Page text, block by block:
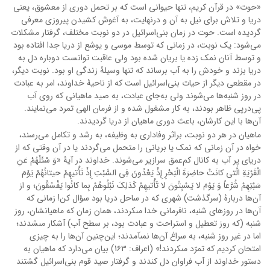
«حوت» در قرآن کریم، تنها حیوانی است که بر تحمل دوری از معشوق، یعنی
دریا و تلاش برای نیل به آن و درنهایت، به آغوش کشیدن پیروزی معرفی
گردیده است. حوت در زمان بنی‌اسرائیل در دو نوبت مختلف، گرفتار مشکلات
می‌شود: یک نوبت، در زمانی که توسط موسی و یوشع از دریا جدا افتاده بود
و توسط آنان نمک زده یا بریان شده بود ولی عاقبت توانست دوباره دل به
دریا بزند و خودش را به آب برساند که تنها وسیلۀ زندگی او بود. نوبت دیگر،
در مقطعی دیگر از حیات بنی‌اسرائیل است که از ناحیۀ خداوند، امر به عبادت
در روز شنبه‌ها می‌شوند ولی به‌جای عبادت، به صید ماهیانی که روی آب
پی‌درپی ظاهر بودند، به کار مشغول شده و از فرمان الهی تمرد می‌نمایند.
آن‌ها با این کارشان، باعث دوری ماهیان از دریا گردیدند.
ماهیان در هر دو نوبت، براثر وفاداری به وظیفه، به رشد و تکامل می‌رسند،
خواه در آن زمانی که نمک یا بریانی را متحمل می‌گردند یا در آن وقتی که از
دریای پر آب به کانال کم‌عمق سرازیر می‌شوند. خداوند در آیۀ «وَ سْئَلْهُمْ عَنِ
الْقَرْیَةِ الَّتی‏ کانَتْ حاضِرَةَ الْبَحْرِ إِذْ یَعْدُونَ فِی السَّبْتِ إِذْ تَأْتیهِمْ حیتانُهُمْ یَوْمَ
سَبْتِهِمْ شُرَّعاً وَ یَوْمَ لا یَسْبِتُونَ لا تَأْتیهِمْ کَذلِکَ نَبْلُوهُمْ بِما کانُوا یَفْسُقُونَ؛ و از
آن‌ها دربارۀ (سرگذشت) شهرى که در ساحل دریا بود سؤال کن! زمانى که
آن‌ها در روزهاى شنبه، نافرمانى خدا مى‏کردند، همان زمان که ماهیانشان، روز
شنبه (که روز تعطیل و استراحت و عبادت بود، بر سطح آب) آشکار مى‏شدند؛
اما در غیر روز شنبه، به سراغ آن‌ها نمى‏آمدند؛ این‌چنین آن‌ها را به چیزى
امتحان کردیم که تمرّد مى‏کردند!» (اعراف: 1۶3) بیان می‌دارد که ماهیان به
دستور خداوند از آب فراوان دل کندند و گرفتار صید قوم بنی‌اسرائیل گشتند